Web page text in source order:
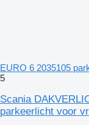
EURO 6 2035105
5
Scania
parkeerlicht voor